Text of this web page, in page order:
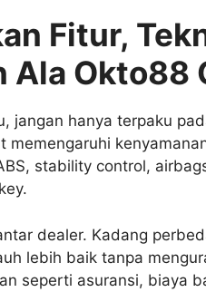
Fitur,
Ala Okto88
jangan hanya terpaku
memengaruhi
stability control,
dealer. Kadang
lebih baik tanpa
seperti asuransi, biaya